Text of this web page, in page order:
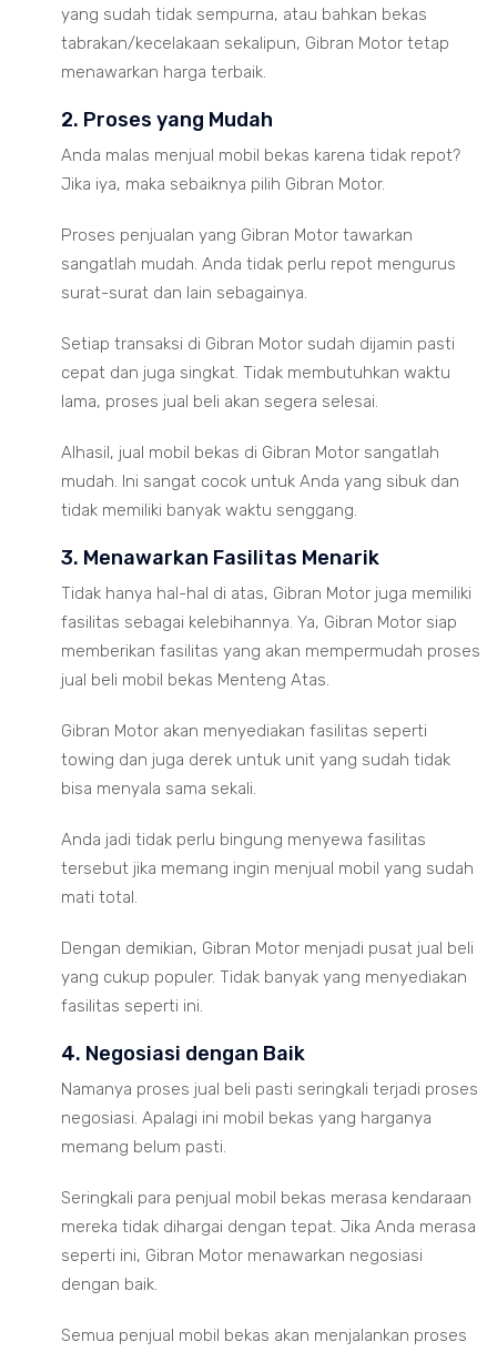
yang sudah tidak sempurna, atau bahkan bekas
tabrakan/kecelakaan sekalipun, Gibran Motor tetap
menawarkan harga terbaik.
2. Proses yang Mudah
Anda malas menjual mobil bekas karena tidak repot?
Jika iya, maka sebaiknya pilih Gibran Motor.
Proses penjualan yang Gibran Motor tawarkan
sangatlah mudah. Anda tidak perlu repot mengurus
surat-surat dan lain sebagainya.
Setiap transaksi di Gibran Motor sudah dijamin pasti
cepat dan juga singkat. Tidak membutuhkan waktu
lama, proses jual beli akan segera selesai.
Alhasil, jual mobil bekas di Gibran Motor sangatlah
mudah. Ini sangat cocok untuk Anda yang sibuk dan
tidak memiliki banyak waktu senggang.
3. Menawarkan Fasilitas Menarik
Tidak hanya hal-hal di atas, Gibran Motor juga memiliki
fasilitas sebagai kelebihannya. Ya, Gibran Motor siap
memberikan fasilitas yang akan mempermudah proses
jual beli mobil bekas Menteng Atas.
Gibran Motor akan menyediakan fasilitas seperti
towing dan juga derek untuk unit yang sudah tidak
bisa menyala sama sekali.
Anda jadi tidak perlu bingung menyewa fasilitas
tersebut jika memang ingin menjual mobil yang sudah
mati total.
Dengan demikian, Gibran Motor menjadi pusat jual beli
yang cukup populer. Tidak banyak yang menyediakan
fasilitas seperti ini.
4. Negosiasi dengan Baik
Namanya proses jual beli pasti seringkali terjadi proses
negosiasi. Apalagi ini mobil bekas yang harganya
memang belum pasti.
Seringkali para penjual mobil bekas merasa kendaraan
mereka tidak dihargai dengan tepat. Jika Anda merasa
seperti ini, Gibran Motor menawarkan negosiasi
dengan baik.
Semua penjual mobil bekas akan menjalankan proses